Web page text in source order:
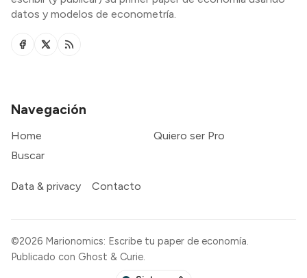
datos y modelos de econometría.
Navegación
Home
Quiero ser Pro
Buscar
Data & privacy Contacto
©2026 Marionomics: Escribe tu paper de economía.
Publicado con Ghost & Curie.